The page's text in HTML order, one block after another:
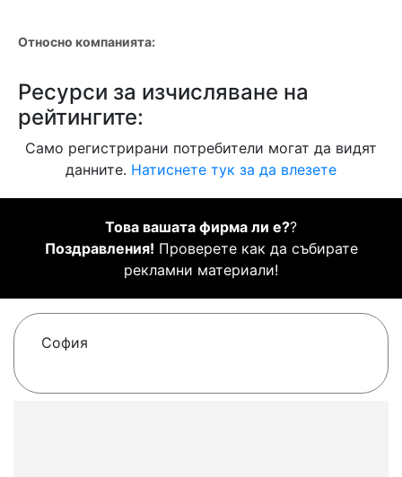
Относно компанията:
Ресурси за изчисляване на
рейтингите:
Само регистрирани потребители могат да видят
данните. Натиснете тук за да влезете
Това вашата фирма ли е??
Поздравления! Проверете как да събирате
рекламни материали!
София